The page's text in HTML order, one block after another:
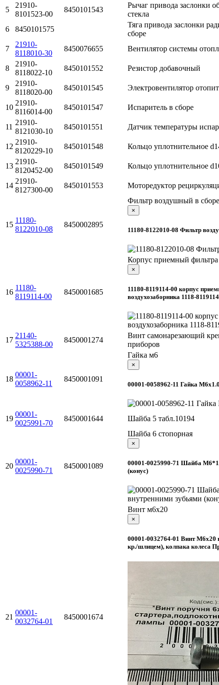
5
21910-
8101523-00
8450101543
Рычаг привода заслонки
стекла
6
8450101575
Тяга привода заслонки
сборе
7
21910-
8118010-30
8450076655 Вентилятор системы
8
21910-
8118022-10
8450101552 Резистор добавочный
9
21910-
8118020-00
8450101545 Электровентилятор
10
21910-
8116014-00
8450101547 Испаритель в сборе
11
21910-
8121030-10
8450101551 Датчик температуры
12
21910-
8120229-10
8450101548 Кольцо уплотнительное
13
21910-
8120452-00
8450101549 Кольцо уплотнительное
14
21910-
8127300-00
8450101553 Моторедуктор
15
11180-
8122010-08
8450002895
Фильтр воздушный в сборе
×
11180-8122010-08 Фильтр
16
11180-
8119114-00
8450001685
Корпус приемный фильтра
×
11180-8119114-00 корпус
воздухозаборника 1118-
17
21140-
5325388-00
8450001274
Винт самонарезающий
приборов
18
00001-
0058962-11
8450001091
Гайка м6
×
00001-0058962-11 Гайка
19
00001-
0025991-70
8450001644 Шайба 5 табл.10194
20
00001-
0025990-71
8450001089
Шайба 6 стопорная
×
00001-0025990-71 Шайба
(конус)
21
00001-
0032764-01
8450001674
Винт м6х20
×
00001-0032764-01 Винт М6х20
кр./шлицем), колпака колеса